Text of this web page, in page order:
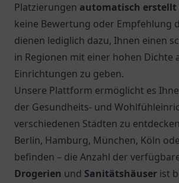
Platzierungen automatisch erstellt
keine Bewertung oder Empfehlung
dienen lediglich dazu, Ihnen einen
in Regionen mit einer hohen Dichte
Einrichtungen zu geben.
Unsere Plattform ermöglicht es
der Gesundheits- und
verschiedenen Städten zu
Berlin, Hamburg, München, Köln
befinden – die Anzahl der
Drogerien und Sanitätshäuser ist